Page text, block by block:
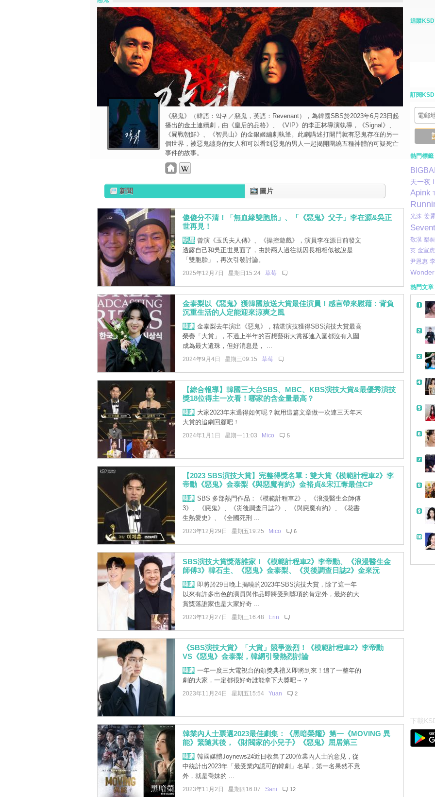
《惡鬼》（韓語：악귀／惡鬼，英語：Revenant），為韓國SBS於2023年6月23日起
播出的金土連續劇，由《皇后的品格》、《VIP》的李正林導演執導，《Signal》、
《屍戰朝鮮》、《智異山》的金銀姬編劇執筆。此劇講述打開門就有惡鬼存在的另一
個世界，被惡鬼纏身的女人和可以看到惡鬼的男人一起揭開圍繞五種神體的可疑死亡
事件的故事。
新聞 圖片
傻傻分不清！「無血緣雙胞胎」、「《惡鬼》父子」李在源&吳正
世再見！
明星曾演《玉氏夫人傳》、《操控遊戲》，演員李在源日前發文
透露自己和吳正世見面了，由於兩人過往就因長相相似被說是
「雙胞胎」，再次引發討論。
2025年12月7日 星期日15:24 草莓
金泰梨以《惡鬼》獲韓國放送大賞最佳演員！感言帶來慰藉：背負
沉重生活的人定能迎來涼爽之風
韓劇 金泰梨去年演出《惡鬼》，精湛演技獲得SBS演技大賞最高
榮譽「大賞」，不過上半年的百想藝術大賞卻連入圍都沒有入圍
成為最大遺珠，但好消息是， ...
2024年9月4日 星期三09:15 草莓
【綜合報導】韓國三大台SBS、MBC、KBS演技大賞&最優秀演技
獎18位得主一次看！哪家的含金量最高？
韓劇 大家2023年末過得如何呢？就用這篇文章做一次連三天年末
大賞的追劇回顧吧！
2024年1月1日 星期一11:03 Mico 5
【2023 SBS演技大賞】完整得獎名單：雙大賞《模範計程車2》李
帝勳《惡鬼》金泰梨《與惡魔有約》金裕貞&宋江奪最佳CP
韓劇 SBS 多部熱門作品：《模範計程車2》、《浪漫醫生金師傅
3》、《惡鬼》、《災後調查日誌2》、《與惡魔有約》、《花書
生熱愛史》、《全國死刑 ...
2023年12月29日 星期五19:25 Mico 6
SBS演技大賞獎落誰家！《模範計程車2》李帝勳、《浪漫醫生金
師傅3》韓石圭、《惡鬼》金泰梨、《災後調查日誌2》金來沅
韓劇 即將於29日晚上揭曉的2023年SBS演技大賞，除了這一年
以來有許多出色的演員與作品即將受到獎項的肯定外，最終的大
賞獎落誰家也是大家好奇 ...
2023年12月27日 星期三16:48 Erin
《SBS演技大賞》「大賞」競爭激烈！《模範計程車2》李帝勳
VS《惡鬼》金泰梨，韓網引發熱烈討論
韓劇 一年一度三大電視台的頒獎典禮又即將到來！追了一整年的
劇的大家，一定都很好奇誰能拿下大獎吧～？
2023年11月24日 星期五15:54 Yuan 2
韓業內人士票選2023最佳劇集：《黑暗榮耀》第一《MOVING 異
能》緊隨其後，《財閥家的小兒子》《惡鬼》屈居第三
韓劇 韓國媒體Joynews24近日收集了200位業內人士的意見，從
中統計出2023年「最受業內認可的韓劇」名單，第一名果然不意
外，就是喬妹的 ...
2023年11月2日 星期四16:07 Sani 12
追蹤KSD
訂閱KSD
熱門標籤
天一夜
Apink
光洙 姜
敬淏 梨
英 金宣虎
尹恩惠
熱門文章
帶
下載